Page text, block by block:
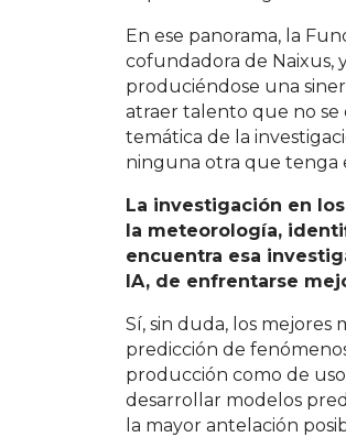
En ese panorama, la
cofundadora de Naixus,
produciéndose una
atraer talento que no se
temática de la
ninguna otra que tenga
La investigación en
la meteorología,
encuentra esa
IA, de enfrentarse
Sí, sin duda, los
predicción de
producción como de
desarrollar modelos
la mayor antelación